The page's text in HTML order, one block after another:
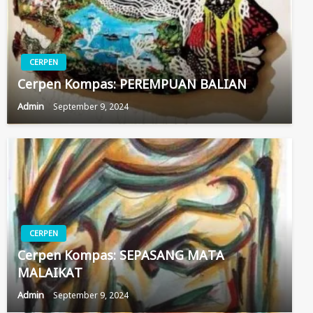
CERPEN
Cerpen Kompas: PEREMPUAN BALIAN
Admin September 9, 2024
CERPEN
Cerpen Kompas: SEPASANG MATA
MALAIKAT
Admin September 9, 2024